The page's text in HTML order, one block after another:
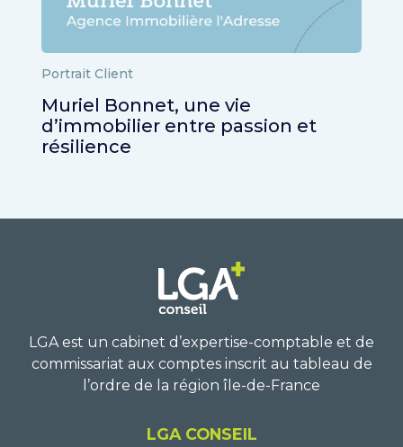
Portrait Client
Muriel Bonnet, une vie
d’immobilier entre passion et
résilience
LGA est un cabinet d’expertise-comptable et de
commissariat aux comptes inscrit au tableau de
l’ordre de la région île-de-France
LGA CONSEIL